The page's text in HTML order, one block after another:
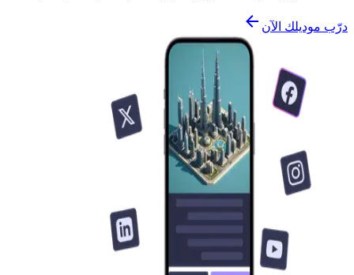
درّب موديلك الآن